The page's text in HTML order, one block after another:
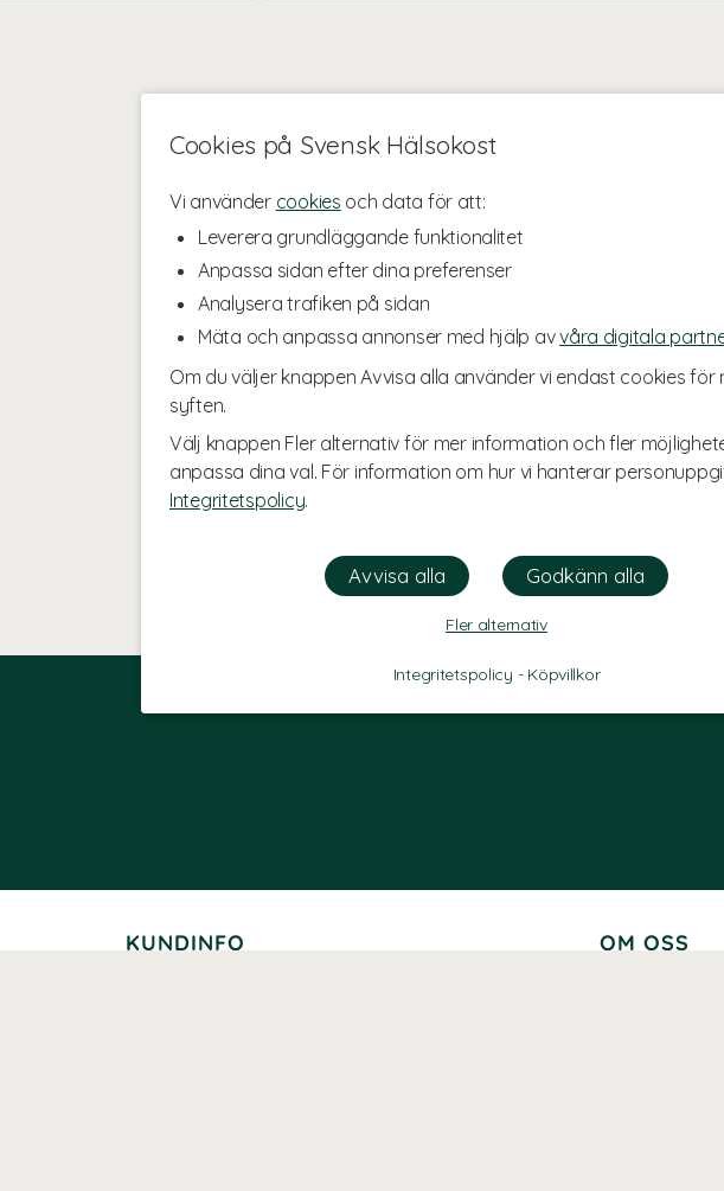
Cookies på Svensk Hälsokost
Vi använder cookies och data för att:
Leverera grundläggande funktionalitet
Anpassa sidan efter dina preferenser
Analysera trafiken på sidan
Mäta och anpassa annonser med hjälp avvåra digitala
Om du väljer knappen Avvisa alla använder vi endast cookies för
syften.
Välj knappen Fler alternativ för mer information och fler
anpassa dina val. För information om hur vi hanterar
Integritetspolicy.
Fler alternativ
Integritetspolicy - Köpvillkor
KUNDINFO OM OSS